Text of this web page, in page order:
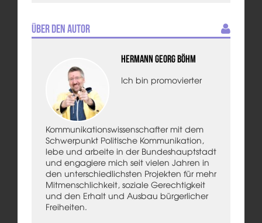
Über den Autor
Hermann Georg Böhm
Ich bin promovierter
Kommunikationswissenschafter mit dem
Schwerpunkt Politische Kommunikation,
lebe und arbeite in der Bundeshauptstadt
und engagiere mich seit vielen Jahren in
den unterschiedlichsten Projekten für mehr
Mitmenschlichkeit, soziale Gerechtigkeit
und den Erhalt und Ausbau bürgerlicher
Freiheiten.